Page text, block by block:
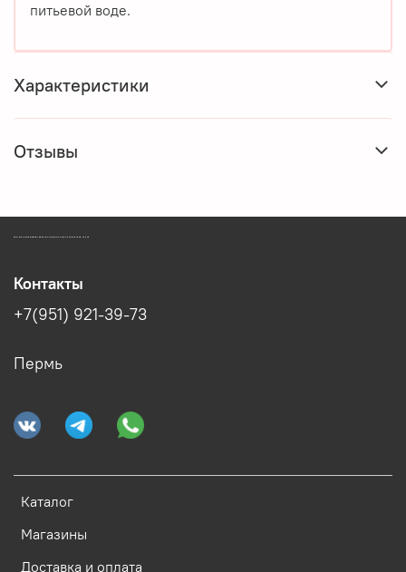
питьевой воде.
Характеристики
Отзывы
Каталог
Магазины
Доставка и оплата
Контакты
+7(951) 921-39-73
Пермь